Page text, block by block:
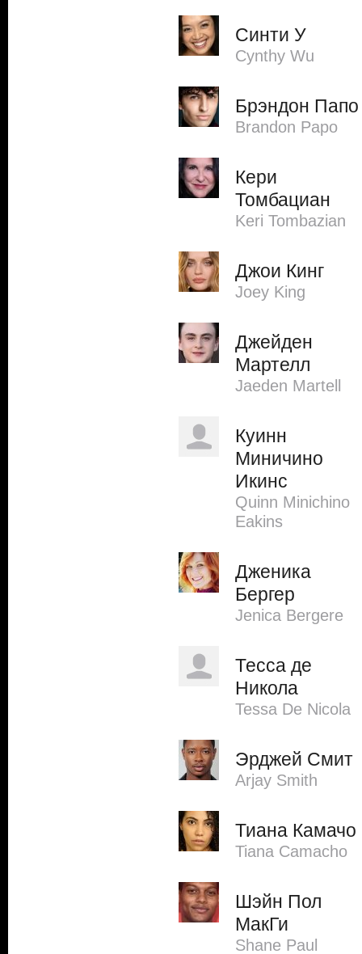
Синти У
Cynthy Wu
Брэндон Папо
Brandon Papo
Кери
Томбациан
Keri Tombazian
Джои Кинг
Joey King
Джейден
Мартелл
Jaeden Martell
Куинн
Миничино
Икинс
Quinn Minichino
Eakins
Дженика
Бергер
Jenica Bergere
Тесса де
Никола
Tessa De Nicola
Эрджей Смит
Arjay Smith
Тиана Камачо
Tiana Camacho
Шэйн Пол
МакГи
Shane Paul